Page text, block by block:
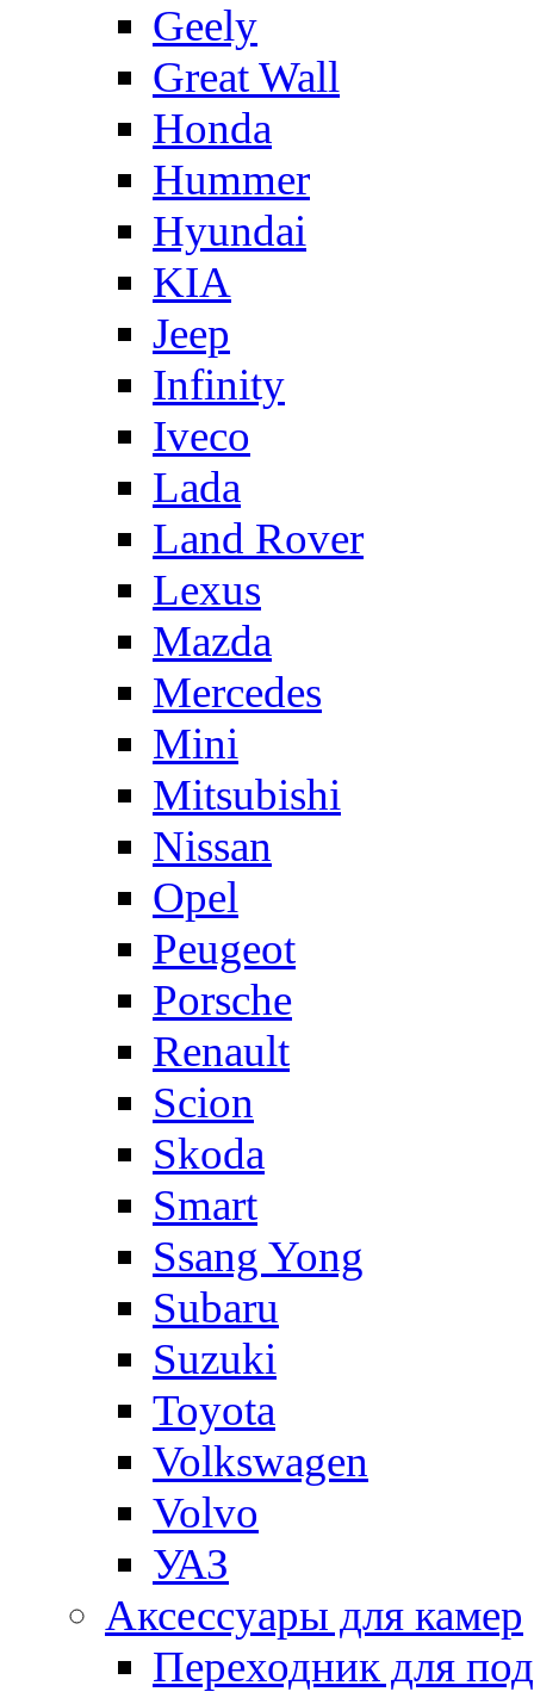
Geely
Great Wall
Honda
Hummer
Hyundai
KIA
Jeep
Infinity
Iveco
Lada
Land Rover
Lexus
Mazda
Mercedes
Mini
Mitsubishi
Nissan
Opel
Peugeot
Porsche
Renault
Scion
Skoda
Smart
Ssang Yong
Subaru
Suzuki
Toyota
Volkswagen
Volvo
УАЗ
Аксессуары для камер
Переходник для